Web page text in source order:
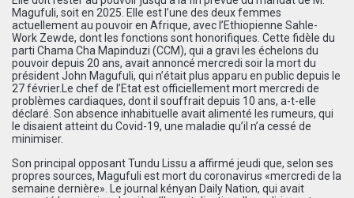
Magufuli, soit en 2025. Elle est l’une des deux femmes
actuellement au pouvoir en Afrique, avec l’Ethiopienne Sahle-
Work Zewde, dont les fonctions sont honorifiques. Cette fidèle du
parti Chama Cha Mapinduzi (CCM), qui a gravi les échelons du
pouvoir depuis 20 ans, avait annoncé mercredi soir la mort du
président John Magufuli, qui n’était plus apparu en public depuis le
27 février.Le chef de l’Etat est officiellement mort mercredi de
problèmes cardiaques, dont il souffrait depuis 10 ans, a-t-elle
déclaré. Son absence inhabituelle avait alimenté les rumeurs, qui
le disaient atteint du Covid-19, une maladie qu’il n’a cessé de
minimiser.
Son principal opposant Tundu Lissu a affirmé jeudi que, selon ses
propres sources, Magufuli est mort du coronavirus «mercredi de la
semaine dernière». Le journal kényan Daily Nation, qui avait